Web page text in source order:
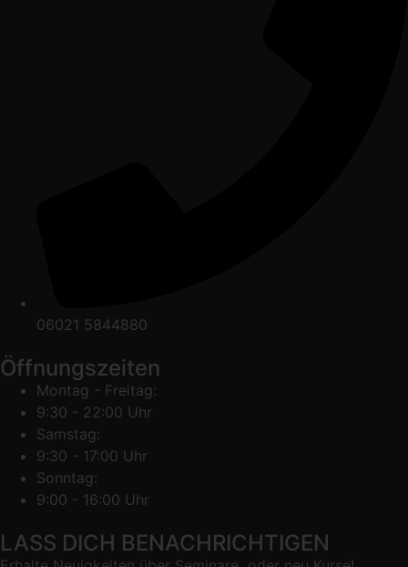
06021 5844880
Öffnungszeiten
Montag - Freitag:
9:30 - 22:00 Uhr
Samstag:
9:30 - 17:00 Uhr
Sonntag:
9:00 - 16:00 Uhr
LASS DICH BENACHRICHTIGEN